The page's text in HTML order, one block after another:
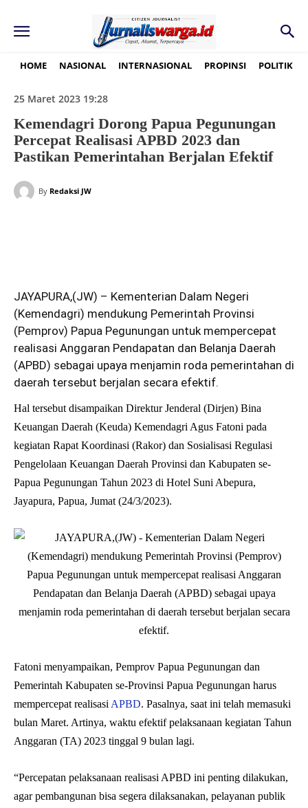
HOME NASIONAL INTERNASIONAL PROPINSI POLITIK
25 Maret 2023 19:28
Kemendagri Dorong Papua Pegunungan
Percepat Realisasi APBD 2023 dan
Pastikan Pemerintahan Berjalan Efektif
By Redaksi JW
JAYAPURA,(JW) – Kementerian Dalam Negeri
(Kemendagri) mendukung Pemerintah Provinsi
(Pemprov) Papua Pegunungan untuk mempercepat
realisasi Anggaran Pendapatan dan Belanja Daerah
(APBD) sebagai upaya menjamin roda pemerintahan di
daerah tersebut berjalan secara efektif.
Hal tersebut disampaikan Direktur Jenderal (Dirjen) Bina
Keuangan Daerah (Keuda) Kemendagri Agus Fatoni pada
kegiatan Rapat Koordinasi (Rakor) dan Sosialisasi Regulasi
Pengelolaan Keuangan Daerah Provinsi dan Kabupaten se-
Papua Pegunungan Tahun 2023 di Hotel Suni Abepura,
Jayapura, Papua, Jumat (24/3/2023).
Fatoni menyampaikan, Pemprov Papua Pegunungan dan
Pemerintah Kabupaten se-Provinsi Papua Pegunungan harus
mempercepat realisasi APBD. Pasalnya, saat ini telah memasuki
bulan Maret. Artinya, waktu efektif pelaksanaan kegiatan Tahun
Anggaran (TA) 2023 tinggal 9 bulan lagi.
“Percepatan pelaksanaan realisasi APBD ini penting dilakukan,
agar pembangunan bisa segera dilaksanakan, pelayanan publik